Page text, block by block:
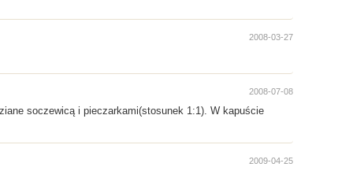
2008-03-27
2008-07-08
soczewicą i pieczarkami(stosunek 1:1). W kapuście
2009-04-25